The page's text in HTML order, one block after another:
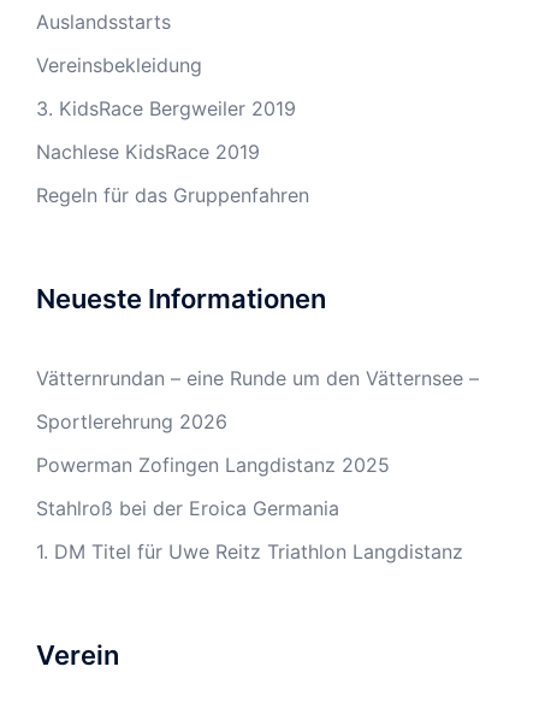
Auslandsstarts
Vereinsbekleidung
3. KidsRace Bergweiler 2019
Nachlese KidsRace 2019
Regeln für das Gruppenfahren
Neueste Informationen
Vätternrundan – eine Runde um den Vätternsee –
Sportlerehrung 2026
Powerman Zofingen Langdistanz 2025
Stahlroß bei der Eroica Germania
1. DM Titel für Uwe Reitz Triathlon Langdistanz
Verein